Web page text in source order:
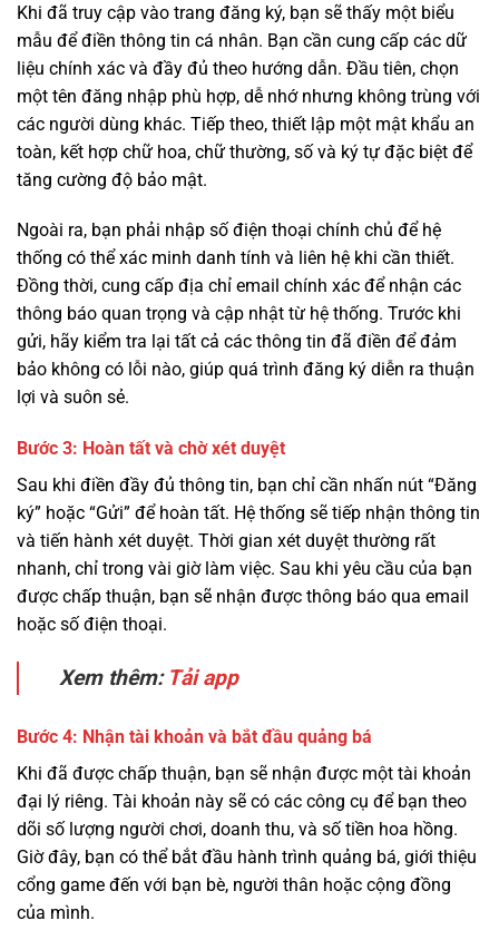
Khi đã truy cập vào trang đăng ký, bạn sẽ thấy một biểu
mẫu để điền thông tin cá nhân. Bạn cần cung cấp các dữ
liệu chính xác và đầy đủ theo hướng dẫn. Đầu tiên, chọn
một tên đăng nhập phù hợp, dễ nhớ nhưng không trùng với
các người dùng khác. Tiếp theo, thiết lập một mật khẩu an
toàn, kết hợp chữ hoa, chữ thường, số và ký tự đặc biệt để
tăng cường độ bảo mật.
Ngoài ra, bạn phải nhập số điện thoại chính chủ để hệ
thống có thể xác minh danh tính và liên hệ khi cần thiết.
Đồng thời, cung cấp địa chỉ email chính xác để nhận các
thông báo quan trọng và cập nhật từ hệ thống. Trước khi
gửi, hãy kiểm tra lại tất cả các thông tin đã điền để đảm
bảo không có lỗi nào, giúp quá trình đăng ký diễn ra thuận
lợi và suôn sẻ.
Bước 3: Hoàn tất và chờ xét duyệt
Sau khi điền đầy đủ thông tin, bạn chỉ cần nhấn nút “Đăng
ký” hoặc “Gửi” để hoàn tất. Hệ thống sẽ tiếp nhận thông tin
và tiến hành xét duyệt. Thời gian xét duyệt thường rất
nhanh, chỉ trong vài giờ làm việc. Sau khi yêu cầu của bạn
được chấp thuận, bạn sẽ nhận được thông báo qua email
hoặc số điện thoại.
Xem thêm: Tải app
Bước 4: Nhận tài khoản và bắt đầu quảng bá
Khi đã được chấp thuận, bạn sẽ nhận được một tài khoản
đại lý riêng. Tài khoản này sẽ có các công cụ để bạn theo
dõi số lượng người chơi, doanh thu, và số tiền hoa hồng.
Giờ đây, bạn có thể bắt đầu hành trình quảng bá, giới thiệu
cổng game đến với bạn bè, người thân hoặc cộng đồng
của mình.